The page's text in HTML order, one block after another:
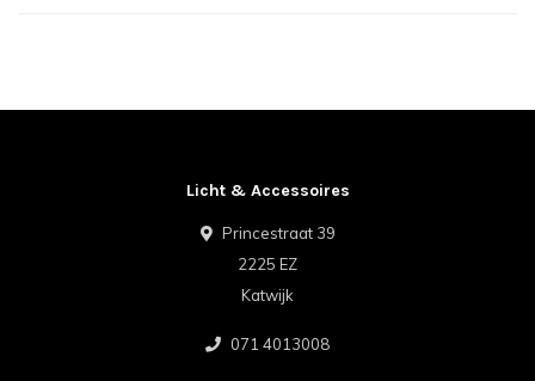
Licht & Accessoires
Princestraat 39
2225 EZ
Katwijk
071 4013008